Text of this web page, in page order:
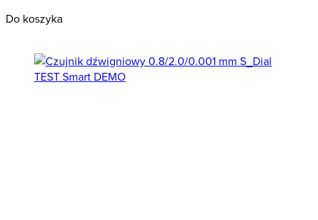
Do koszyka